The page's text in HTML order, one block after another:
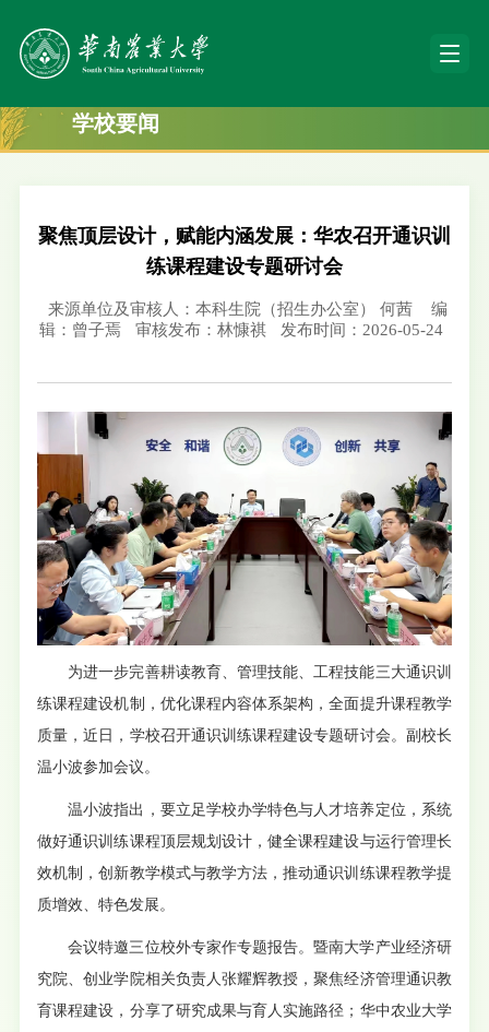
学校要闻
聚焦顶层设计，赋能内涵发展：华农召开通识训
练课程建设专题研讨会
来源单位及审核人：本科生院（招生办公室） 何茜
编
辑：曾子焉
审核发布：林慷祺 发布时间：2026-05-24
为进一步完善耕读教育、管理技能、工程技能三大通识训
练课程建设机制，优化课程内容体系架构，全面提升课程教学
质量，近日，学校召开通识训练课程建设专题研讨会。副校长
温小波参加会议。
温小波指出，要立足学校办学特色与人才培养定位，系统
做好通识训练课程顶层规划设计，健全课程建设与运行管理长
效机制，创新教学模式与教学方法，推动通识训练课程教学提
质增效、特色发展。
会议特邀三位校外专家作专题报告。暨南大学产业经济研
究院、创业学院相关负责人张耀辉教授，聚焦经济管理通识教
育课程建设，分享了研究成果与育人实施路径 ；华中农业大学